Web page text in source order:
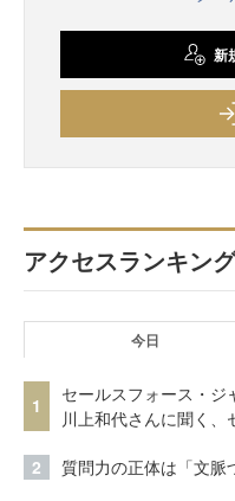
新
アクセスランキング
今日
1
セールスフォース・ジ
川上和代さんに聞く
2 質問力の正体は「文脈